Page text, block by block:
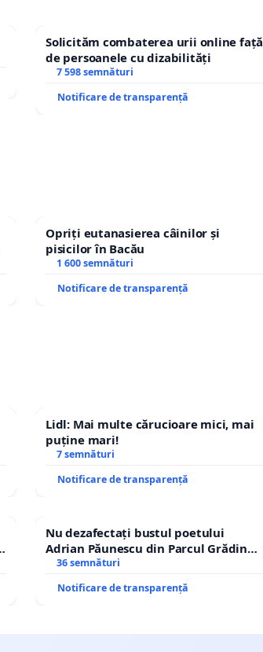
Solicităm combaterea urii online față
de persoanele cu dizabilități
7 598 semnături
Notificare de transparență
Opriți eutanasierea câinilor și
pisicilor în Bacău
1 600 semnături
Notificare de transparență
Lidl: Mai multe cărucioare mici, mai
puține mari!
7 semnături
Notificare de transparență
Nu dezafectați bustul poetului
Adrian Păunescu din Parcul Grădina
Icoanei! Stop cenzurii culturale!
36 semnături
Notificare de transparență